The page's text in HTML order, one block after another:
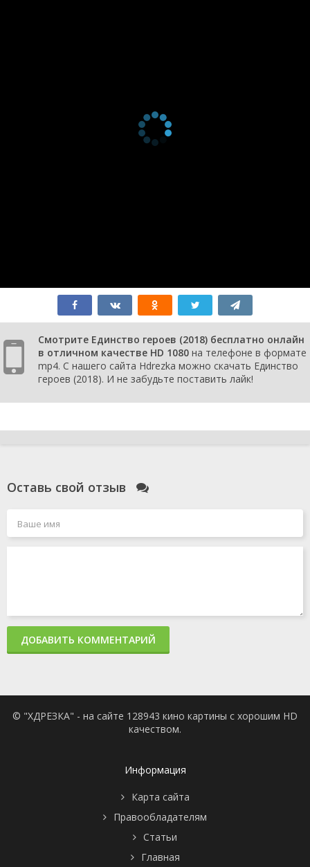
Смотрите Единство героев (2018) бесплатно онлайн
в отличном качестве HD 1080 на телефоне в формате
mp4. С нашего сайта Hdrezka можно скачать Единство
героев (2018). И не забудьте поставить лайк!
Оставь свой отзыв
ДОБАВИТЬ КОММЕНТАРИЙ
© "ХДРЕЗКА" - на сайте 128943 кино картины с хорошим HD
качеством.
Информация
Карта сайта
Правообладателям
Статьи
Главная